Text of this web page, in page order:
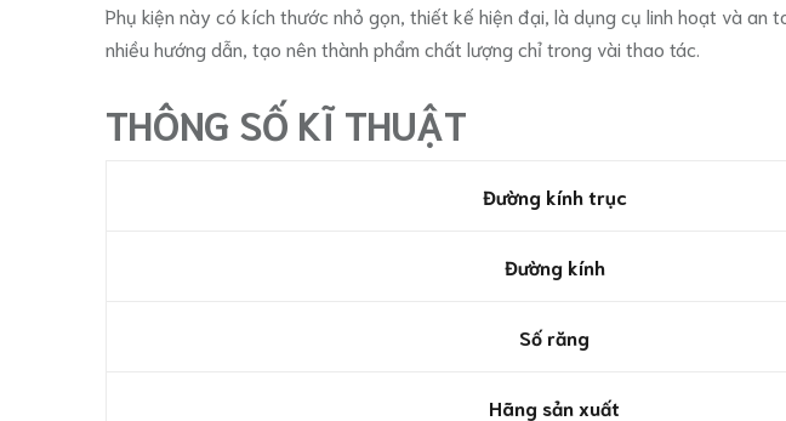
Phụ kiện này có kích thước nhỏ gọn, thiết kế hiện đại, là dụng cụ linh hoạt và
nhiều hướng dẫn, tạo nên thành phẩm chất lượng chỉ trong vài thao tác.
THÔNG SỐ KĨ THUẬT
Đường kính trục
Đường kính
Số răng
Hãng sản xuất